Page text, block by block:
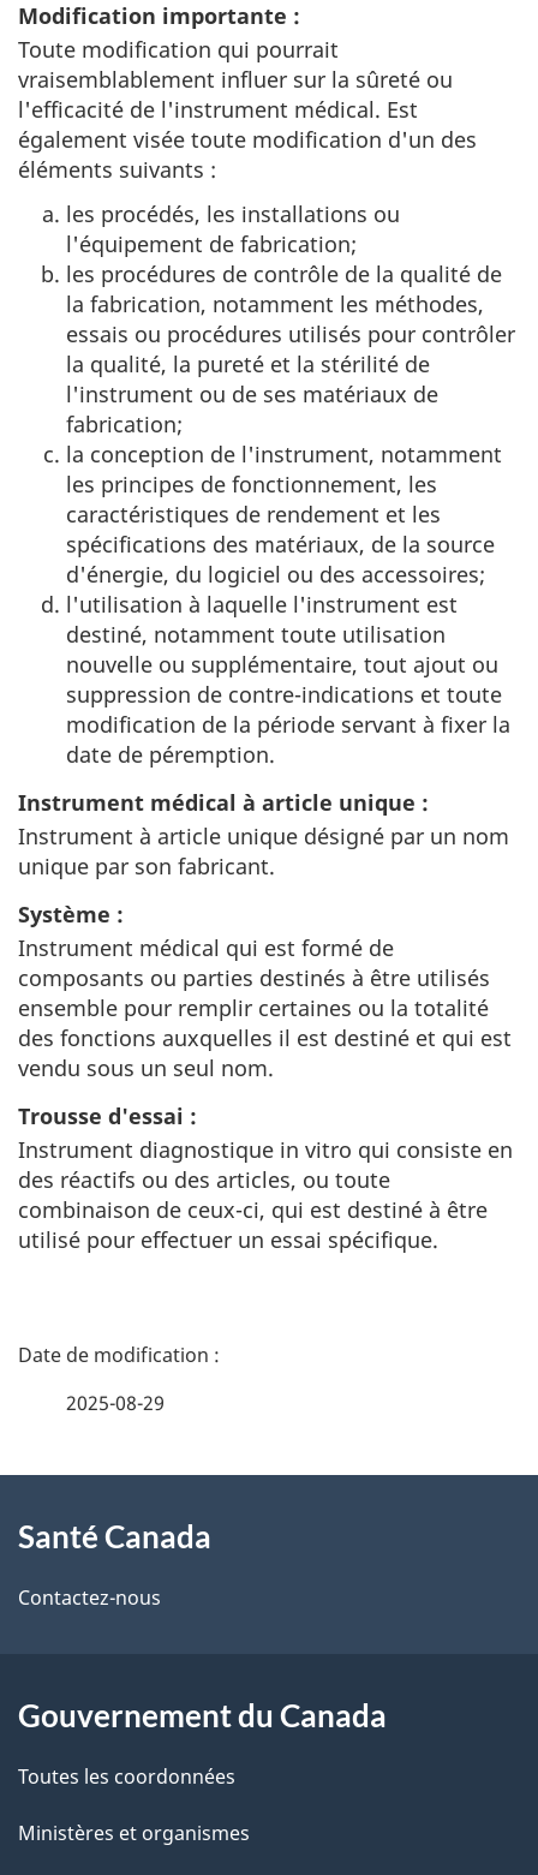
Modification importante :
Toute modification qui pourrait
vraisemblablement influer sur la sûreté ou
l'efficacité de l'instrument médical. Est
également visée toute modification d'un des
éléments suivants :
les procédés, les installations ou
l'équipement de fabrication;
les procédures de contrôle de la qualité de
la fabrication, notamment les méthodes,
essais ou procédures utilisés pour contrôler
la qualité, la pureté et la stérilité de
l'instrument ou de ses matériaux de
fabrication;
la conception de l'instrument, notamment
les principes de fonctionnement, les
caractéristiques de rendement et les
spécifications des matériaux, de la source
d'énergie, du logiciel ou des accessoires;
l'utilisation à laquelle l'instrument est
destiné, notamment toute utilisation
nouvelle ou supplémentaire, tout ajout ou
suppression de contre-indications et toute
modification de la période servant à fixer la
date de péremption.
Instrument médical à article unique :
Instrument à article unique désigné par un nom
unique par son fabricant.
Système :
Instrument médical qui est formé de
composants ou parties destinés à être utilisés
ensemble pour remplir certaines ou la totalité
des fonctions auxquelles il est destiné et qui est
vendu sous un seul nom.
Trousse d'essai :
Instrument diagnostique in vitro qui consiste en
des réactifs ou des articles, ou toute
combinaison de ceux-ci, qui est destiné à être
utilisé pour effectuer un essai spécifique.
D
i
l
d
e
2025-08-29
propos
de
site
Santé Canada
Contactez-nous
Gouvernement du Canada
Toutes les coordonnées
Ministères et organismes